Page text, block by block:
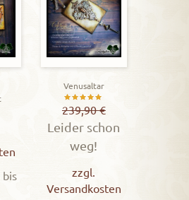
Venusaltar
Bewertet
mit
5.00
239,90€
Leider schon
weg!
zzgl.
Versandkosten